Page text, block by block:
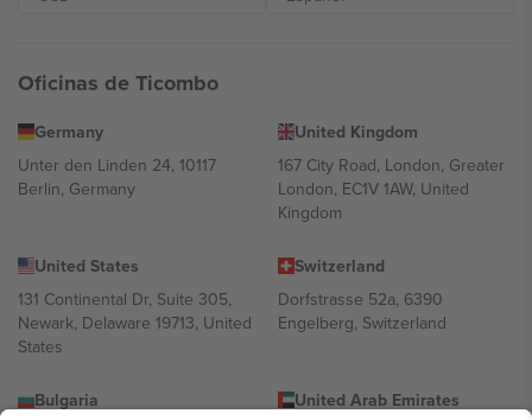
Oficinas de Ticombo
Germany
Unter den Linden 24, 10117
Berlin, Germany
United Kingdom
167 City Road, London, Greater
London, EC1V 1AW, United
Kingdom
United States
131 Continental Dr, Suite 305,
Newark, Delaware 19713, United
States
Switzerland
Dorfstrasse 52a, 6390
Engelberg, Switzerland
Bulgaria
United Arab Emirates